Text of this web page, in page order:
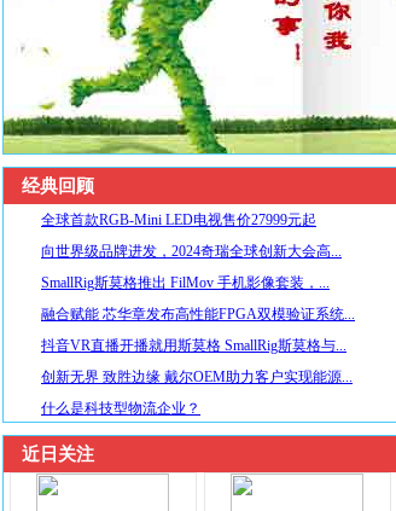
经典回顾
全球首款RGB-Mini LED电视售价27999元起
向世界级品牌进发，2024奇瑞全球创新大会高...
SmallRig斯莫格推出 FilMov 手机影像套装，...
融合赋能 芯华章发布高性能FPGA双模验证系统...
抖音VR直播开播就用斯莫格 SmallRig斯莫格与...
创新无界 致胜边缘 戴尔OEM助力客户实现能源...
什么是科技型物流企业？
近日关注